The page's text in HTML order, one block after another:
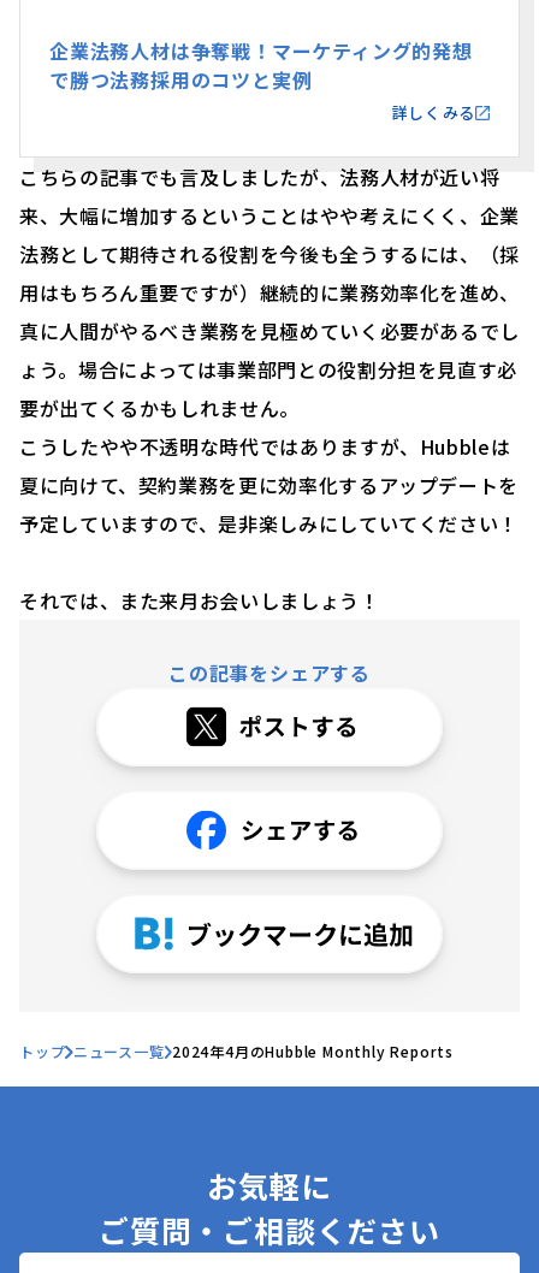
企業法務人材は争奪戦！マーケティング的発想
で勝つ法務採用のコツと実例
詳しくみる
こちらの記事でも言及しましたが、法務人材が近い将
来、大幅に増加するということはやや考えにくく、企業
法務として期待される役割を今後も全うするには、（採
用はもちろん重要ですが）継続的に業務効率化を進め、
真に人間がやるべき業務を見極めていく必要があるでし
ょう。場合によっては事業部門との役割分担を見直す必
要が出てくるかもしれません。
こうしたやや不透明な時代ではありますが、Hubbleは
夏に向けて、契約業務を更に効率化するアップデートを
予定していますので、是非楽しみにしていてください！
それでは、また来月お会いしましょう！
この記事をシェアする
トップ ニュース一覧 2024年4月のHubble Monthly Reports
お気軽に
ご質問・ご相談ください